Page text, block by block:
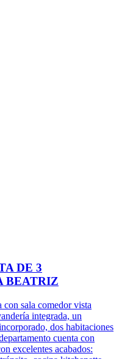
DE 3
BEATRIZ
con sala comedor vista
integrada, un
dos habitaciones
cuenta con
excelentes acabados: